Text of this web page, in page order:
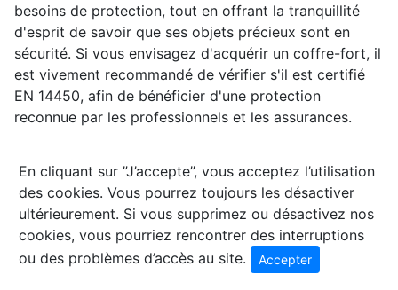
besoins de protection, tout en offrant la tranquillité
d'esprit de savoir que ses objets précieux sont en
sécurité. Si vous envisagez d'acquérir un coffre-fort, il
est vivement recommandé de vérifier s'il est certifié
EN 14450, afin de bénéficier d'une protection
reconnue par les professionnels et les assurances.
En cliquant sur ”J’accepte”, vous acceptez l’utilisation
des cookies. Vous pourrez toujours les désactiver
ultérieurement. Si vous supprimez ou désactivez nos
cookies, vous pourriez rencontrer des interruptions
ou des problèmes d’accès au site.
Accepter